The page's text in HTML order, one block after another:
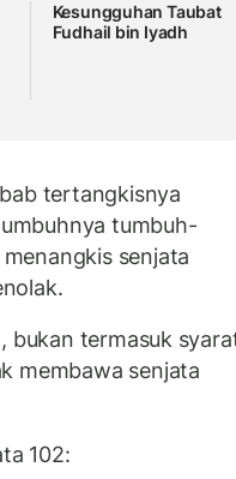
Kesungguhan Taubat
Fudhail bin Iyadh
tertangkisnya
tumbuh-
senjata
bukan termasuk
membawa senjata
102: